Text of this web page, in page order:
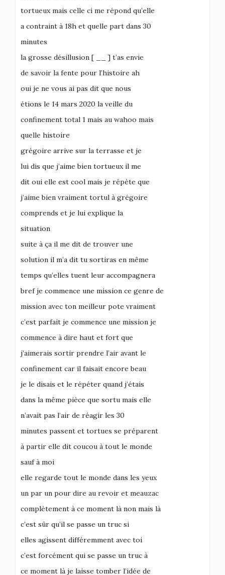
tortueux mais celle ci me répond qu’elle
a contraint à 18h et quelle part dans 30
minutes
la grosse désillusion [ __ ] t’as envie
de savoir la fente pour l’histoire ah
oui je ne vous ai pas dit que nous
étions le 14 mars 2020 la veille du
confinement total 1 mais au wahoo mais
quelle histoire
grégoire arrive sur la terrasse et je
lui dis que j’aime bien tortueux il me
dit oui elle est cool mais je répète que
j’aime bien vraiment tortul à grégoire
comprends et je lui explique la
situation
suite à ça il me dit de trouver une
solution il m’a dit tu sortiras en même
temps qu’elles tuent leur accompagnera
bref je commence une mission ce genre de
mission avec ton meilleur pote vraiment
c’est parfait je commence une mission je
commence à dire haut et fort que
j’aimerais sortir prendre l’air avant le
confinement car il faisait encore beau
je le disais et le répéter quand j’étais
dans la même pièce que sortu mais elle
n’avait pas l’air de réagir les 30
minutes passent et tortues se préparent
à partir elle dit coucou à tout le monde
sauf à moi
elle regarde tout le monde dans les yeux
un par un pour dire au revoir et meauzac
complètement à ce moment là non mais là
c’est sûr qu’il se passe un truc si
elles agissent différemment avec toi
c’est forcément qui se passe un truc à
ce moment là je laisse tomber l’idée de